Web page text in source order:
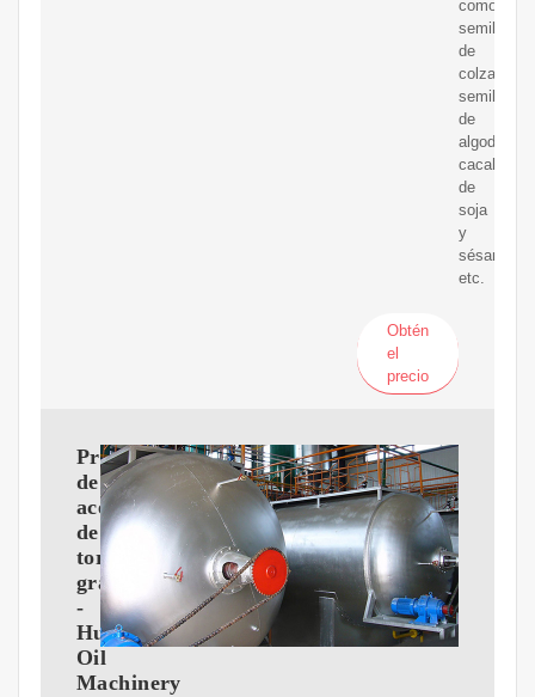
como
semillas
de
colza,
semillas
de
algodón,
de
soja
y
sésamo,
etc.
Obtén
el
precio
Prensa
de
aceite
de
tornillo
grande
-
Huatai
Oil
Machinery